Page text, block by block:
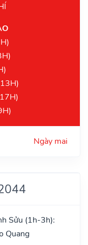
Ngày mai
Sửu (1h-3h):
Quang